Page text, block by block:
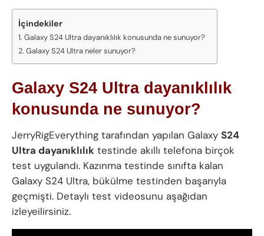
İçindekiler
Galaxy S24 Ultra dayanıklılık konusunda ne sunuyor?
Galaxy S24 Ultra neler sunuyor?
Galaxy S24 Ultra dayanıklılık
konusunda ne sunuyor?
JerryRigEverything tarafından yapılan Galaxy S24
Ultra dayanıklılık testinde akıllı telefona birçok
test uygulandı. Kazınma testinde sınıfta kalan
Galaxy S24 Ultra, bükülme testinden başarıyla
geçmişti. Detaylı test videosunu aşağıdan
izleyeilirsiniz.